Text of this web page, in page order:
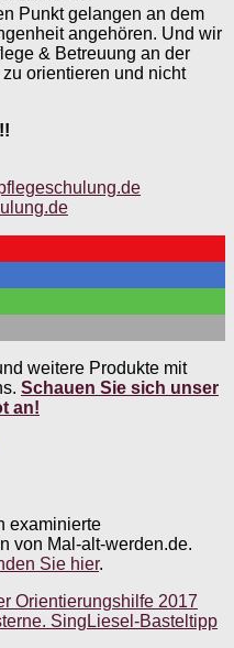
Punkt gelangen an dem
angehören. Und wir
& Betreuung an der
orientieren und nicht
weitere Produkte mit
Schauen Sie sich unser
an!
examinierte
von Mal-alt-werden.de.
Sie hier.
Orientierungshilfe 2017
SingLiesel-Basteltipp